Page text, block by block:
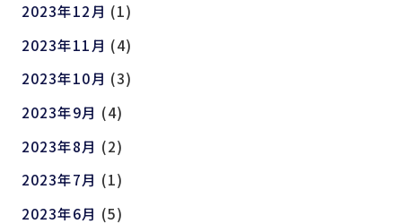
2023年12月 (1)
2023年11月 (4)
2023年10月 (3)
2023年9月 (4)
2023年8月 (2)
2023年7月 (1)
2023年6月 (5)